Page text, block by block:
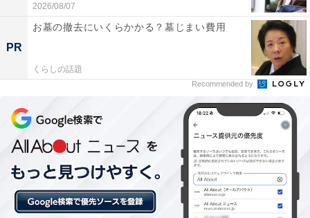
やポピーなどの花々が咲き、一足早い春の訪れを感じる
ことができます。海を眺めながら走るルートは開放感が
あり、色鮮やかな花々と海のコントラストが魅力。道の
駅などで休憩を取りながら、のんびり楽しめるため、ク
リスマスのロマンチックなドライブに最適です。
回答者からは「冬でも比較的温暖な房総らしく、クリス
マス時期でも花と海を同時に楽しめる開放感が魅力だか
ら」（40代男性／大阪府）、「房総フラワーラインは海
沿いの爽快な道で、太平洋を眺めながら走るだけでもク
リスマスは澄んだ空気と静かな海岸線で十分に美しい景
2026/08/07
PR
お墓の撤去にいくらかかる？墓じまい費用
くらしの話題
Recommended by